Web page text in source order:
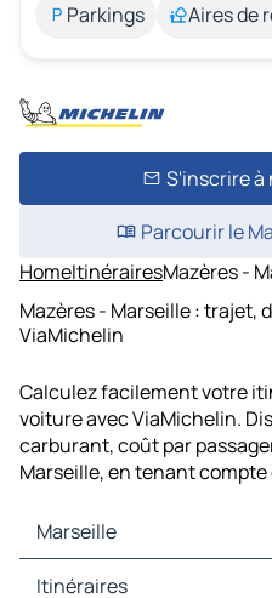
Parkings
Aires de
S'inscrire à
Parcourir le
HomeItinérairesMazères -
Mazères - Marseille : trajet,
ViaMichelin
Calculez facilement votre
voiture avec ViaMichelin.
carburant, coût par
Marseille, en tenant
Marseille
Marseille Cartes et plans
Itinéraires